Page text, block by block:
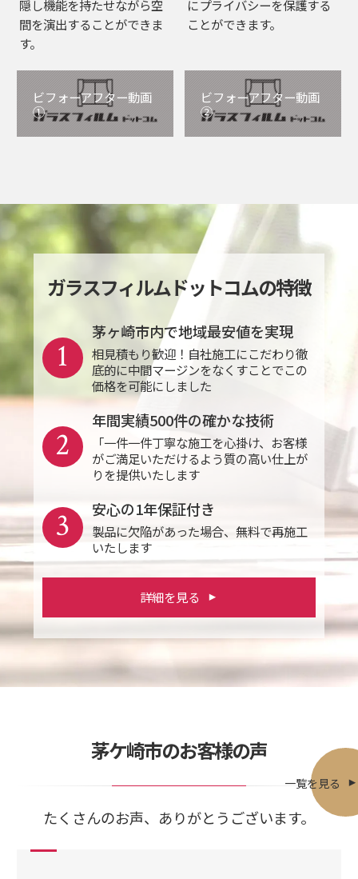
隠し機能を持たせながら空
間を演出することができま
す。
にプライバシーを保護する
ことができます。
ビフォーアフター動画
①
ビフォーアフター動画
②
ガラスフィルムドットコムの特徴
茅ヶ崎市内で地域最安値を実現
相見積もり歓迎！自社施工にこだわり徹
底的に中間マージンをなくすことでこの
価格を可能にしました
1
年間実績500件の確かな技術
「一件一件丁寧な施工を心掛け、お客様
がご満足いただけるよう質の高い仕上が
りを提供いたします
2
安心の1年保証付き
製品に欠陥があった場合、無料で再施工
いたします
3
詳細を見る
茅ケ崎市のお客様の声
たくさんのお声、ありがとうございます。
一覧を見る